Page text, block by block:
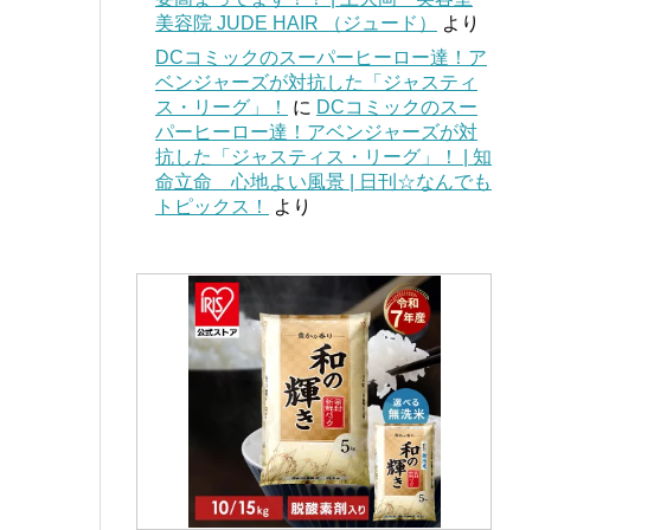
美容院 JUDE HAIR （ジュード）
より
DCコミックのスーパーヒーロー達！ア
ベンジャーズが対抗した「ジャスティ
ス・リーグ」！
に DCコミックのスー
パーヒーロー達！アベンジャーズが対
抗した「ジャスティス・リーグ」！ | 知
命立命 心地よい風景 | 日刊☆なんでも
トピックス！
より